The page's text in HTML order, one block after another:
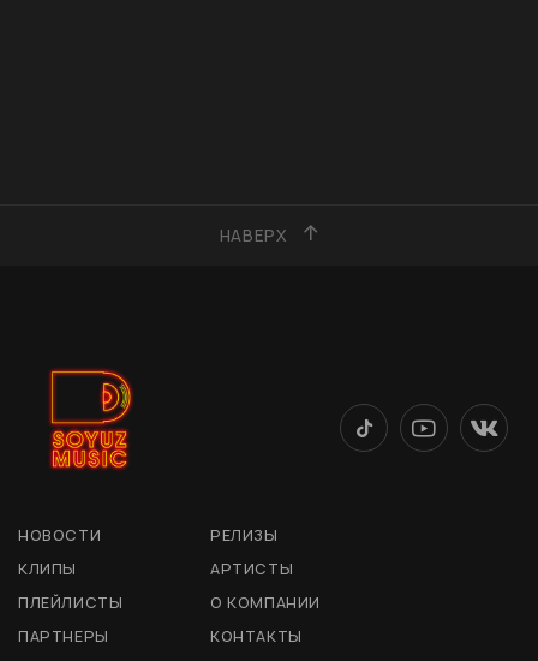
НАВЕРХ
НОВОСТИ
РЕЛИЗЫ
КЛИПЫ
АРТИСТЫ
ПЛЕЙЛИСТЫ
О КОМПАНИИ
ПАРТНЕРЫ
КОНТАКТЫ